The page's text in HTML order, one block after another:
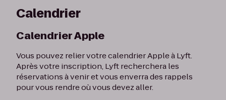
Calendrier
Calendrier Apple
Vous pouvez relier votre calendrier Apple à Lyft.
Après votre inscription, Lyft recherchera les
réservations à venir et vous enverra des rappels
pour vous rendre où vous devez aller.